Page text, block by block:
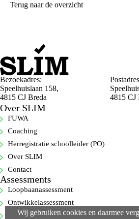
Terug naar de overzicht
Bezoekadres:
Speelhuislaan 158,
4815 CJ Breda
4815 CJ
Over SLIM
FUWA
Coaching
Herregistratie schoolleider (PO)
Over SLIM
Contact
Assessments
Loopbaanassessment
Ontwikkelassessment
Selectie-assessment
Wij gebruiken cookies en daarmee